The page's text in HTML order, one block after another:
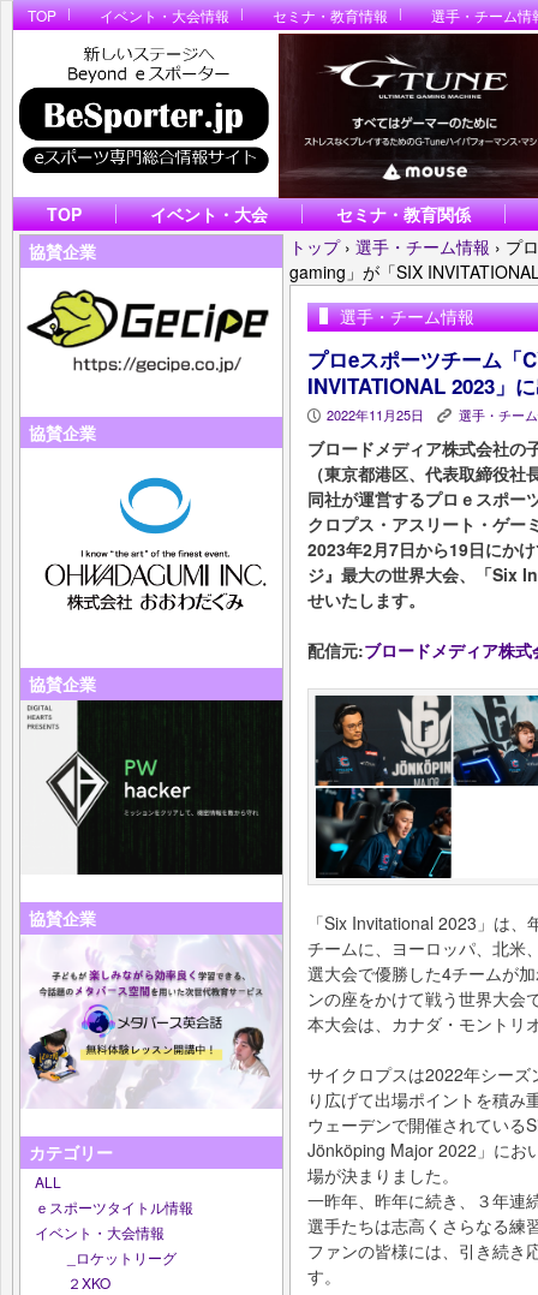
TOP イベント・大会情報 セミナ・教育情報 選手・チーム情
TOP イベント・大会
セミナ・教育関係
協賛企業
協賛企業
協賛企業
協賛企業
カテゴリー
ALL
ｅスポーツタイトル情報
イベント・大会情報
_ロケットリーグ
２XKO
トップ › 選手・チーム情報 › プ
gaming」が「SIX
選手・チーム情報
プロeスポーツチーム「
INVITATIONAL 2023」
P 2022年11月25日 K 選手・チー
ブロードメディア株式会社の
（東京都港区、代表取締役社
同社が運営するプロｅスポ
クロプス・アスリート・ゲー
2023年2月7日から19日にか
ジ』最大の世界大会、「Six
せいたします。
配信元:ブロードメディア株式
「Six Invitational 2023」は
チームに、ヨーロッパ、北米
選大会で優勝した4チームが
ンの座をかけて戦う世界大会
本大会は、カナダ・モントリ
サイクロプスは2022年シー
り広げて出場ポイントを積
ウェーデンで開催されている
Jönköping Major 2022」にお
場が決まりました。
一昨年、昨年に続き、３年連
選手たちは志高くさらなる練
ファンの皆様には、引き続き
す。